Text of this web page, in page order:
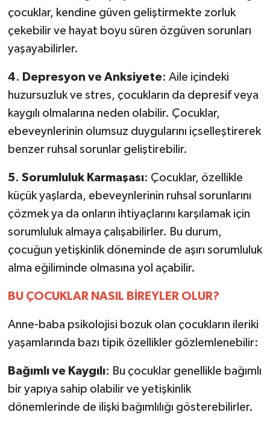
çocuklar, kendine güven geliştirmekte zorluk
çekebilir ve hayat boyu süren özgüven sorunları
yaşayabilirler.
4. Depresyon ve Anksiyete: Aile içindeki
huzursuzluk ve stres, çocukların da depresif veya
kaygılı olmalarına neden olabilir. Çocuklar,
ebeveynlerinin olumsuz duygularını içselleştirerek
benzer ruhsal sorunlar geliştirebilir.
5. Sorumluluk Karmaşası: Çocuklar, özellikle
küçük yaşlarda, ebeveynlerinin ruhsal sorunlarını
çözmek ya da onların ihtiyaçlarını karşılamak için
sorumluluk almaya çalışabilirler. Bu durum,
çocuğun yetişkinlik döneminde de aşırı sorumluluk
alma eğiliminde olmasına yol açabilir.
BU ÇOCUKLAR NASIL BİREYLER OLUR?
Anne-baba psikolojisi bozuk olan çocukların ileriki
yaşamlarında bazı tipik özellikler gözlemlenebilir:
Bağımlı ve Kaygılı: Bu çocuklar genellikle bağımlı
bir yapıya sahip olabilir ve yetişkinlik
dönemlerinde de ilişki bağımlılığı gösterebilirler.